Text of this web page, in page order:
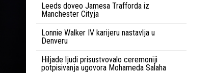
Leeds doveo Jamesa Trafforda iz
Manchester Cityja
Lonnie Walker IV karijeru nastavlja u
Denveru
Hiljade ljudi prisustvovalo ceremoniji
potpisivanja ugovora Mohameda Salaha